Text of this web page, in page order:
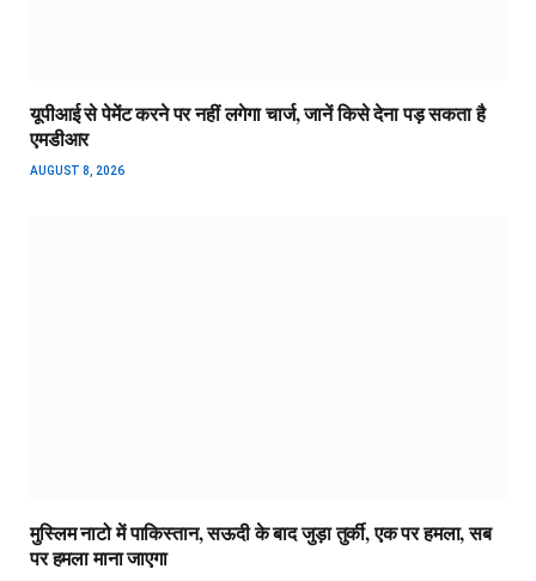
यूपीआई से पेमेंट करने पर नहीं लगेगा चार्ज, जानें किसे देना पड़ सकता है
एमडीआर
AUGUST 8, 2026
मुस्लिम नाटो में पाकिस्तान, सऊदी के बाद जुड़ा तुर्की, एक पर हमला, सब
पर हमला माना जाएगा